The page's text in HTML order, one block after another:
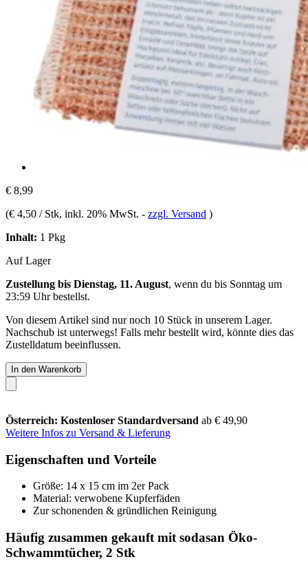
€ 8,99
(€ 4,50 / Stk, inkl. 20% MwSt. - zzgl. Versand )
Inhalt: 1 Pkg
Auf Lager
Zustellung bis Dienstag, 11. August, wenn du bis Sonntag um
23:59 Uhrbestellst.
Von diesem Artikel sind nur noch 10 Stück in unserem Lager.
Nachschub ist unterwegs! Falls mehr bestellt wird, könnte dies das
Zustelldatum beeinflussen.
In den Warenkorb
Österreich: Kostenloser Standardversand ab € 49,90
Weitere Infos zu Versand & Lieferung
Eigenschaften und Vorteile
Größe: 14 x 15 cm im 2er Pack
Material: verwobene Kupferfäden
Zur schonenden & gründlichen Reinigung
Häufig zusammen gekauft mit sodasan Öko-
Schwammtücher, 2 Stk